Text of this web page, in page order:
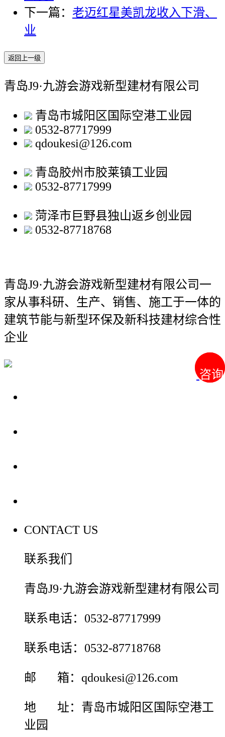
咨询
咨询
下一篇： 老迈红星美凯龙收入下滑、
业
返回上一级
青岛J9·九游会游戏新型建材有限公司
青岛市城阳区国际空港工业园
0532-87717999
qdoukesi@126.com
青岛胶州市胶莱镇工业园
0532-87717999
菏泽市巨野县独山返乡创业园
0532-87718768
青岛J9·九游会游戏新型建材有限公司一
家从事科研、生产、销售、施工于一体的
建筑节能与新型环保及新科技建材综合性
企业
CONTACT US
联系我们
青岛J9·九游会游戏新型建材有限公司
联系电话：0532-87717999
联系电话：0532-87718768
邮 箱：qdoukesi@126.com
地 址：青岛市城阳区国际空港工
业园